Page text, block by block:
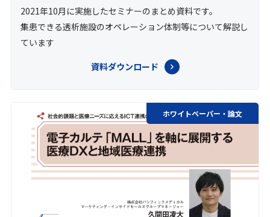
2021年10月に実施したセミナーのまとめ資料です。
集患できる透析施設のオペレーション体制等について解説し
ています
資料ダウンロード
ホワイトペーパー・論文